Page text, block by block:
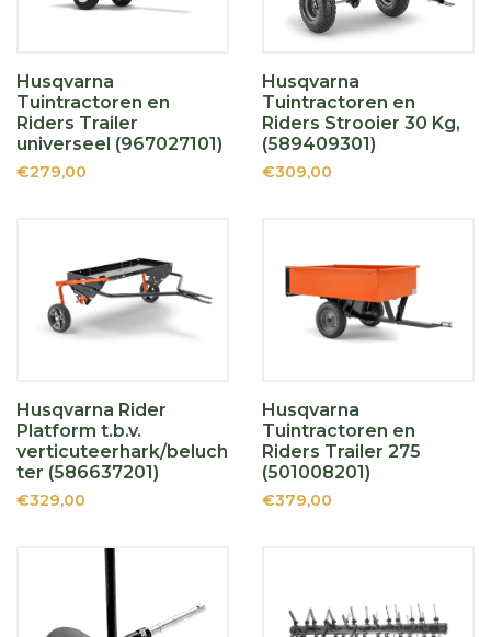
Husqvarna
Tuintractoren en
Riders Trailer
universeel (967027101)
€279,00
Husqvarna
Tuintractoren en
Riders Strooier 30 Kg,
(589409301)
€309,00
Husqvarna Rider
Platform t.b.v.
verticuteerhark/beluch
ter (586637201)
€329,00
Husqvarna
Tuintractoren en
Riders Trailer 275
(501008201)
€379,00